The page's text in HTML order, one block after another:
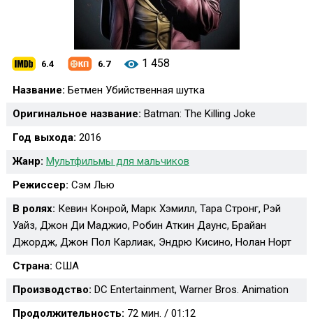
6.4 6.7 1 458
Название: Бетмен Убийственная шутка
Оригинальное название: Batman: The Killing Joke
Год выхода: 2016
Жанр: Мультфильмы для мальчиков
Режиссер: Сэм Лью
В ролях: Кевин Конрой, Марк Хэмилл, Тара Стронг, Рэй
Уайз, Джон Ди Маджио, Робин Аткин Даунс, Брайан
Джордж, Джон Пол Карлиак, Эндрю Кисино, Нолан Норт
Страна: США
Производство: DC Entertainment, Warner Bros. Animation
Продолжительность: 72 мин. / 01:12